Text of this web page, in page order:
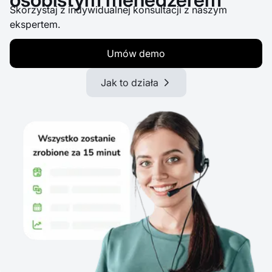
Skorzystaj z indywidualnej konsultacji z naszym
ekspertem.
Umów demo
Jak to działa